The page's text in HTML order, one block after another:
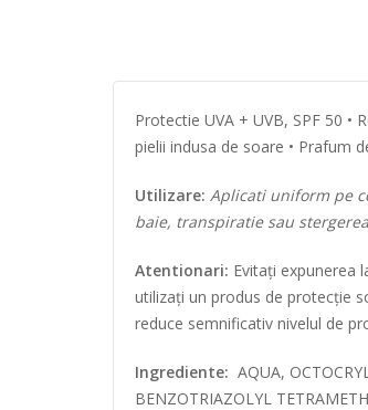
Protectie UVA + UVB, SPF 50 •
pielii indusa de soare • Prafum
Utilizare: Aplicati uniform pe
baie, transpiratie sau
Atentionari: Evitați expunerea
utilizați un produs de protecție
reduce semnificativ nivelul de
Ingrediente: AQUA,
BENZOTRIAZOLYL